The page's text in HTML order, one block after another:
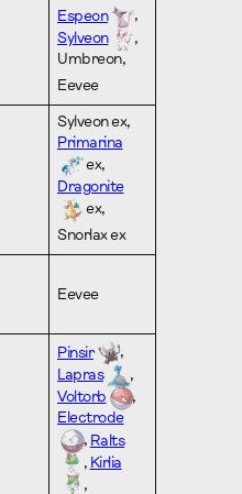
Espeon
,
Sylveon
,
Umbreon,
Eevee
Sylveon ex,
Primarina
ex,
Dragonite
ex,
Snorlax ex
Eevee
Pinsir
,
Lapras
,
Voltorb
,
Electrode
, Ralts
, Kirlia
,